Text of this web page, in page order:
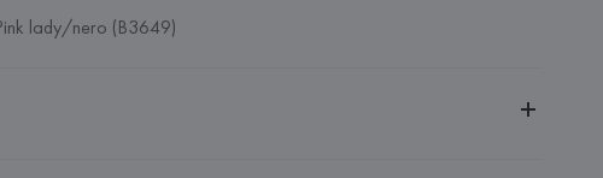
lady/nero (B3649)